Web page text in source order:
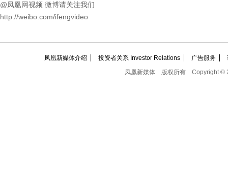
@凤凰网视频 微博请关注我们
http://weibo.com/ifengvideo
凤凰新媒体介绍 投资者关系 Investor Relations 广告服务
凤凰新媒体
版权所有 Copyright ©